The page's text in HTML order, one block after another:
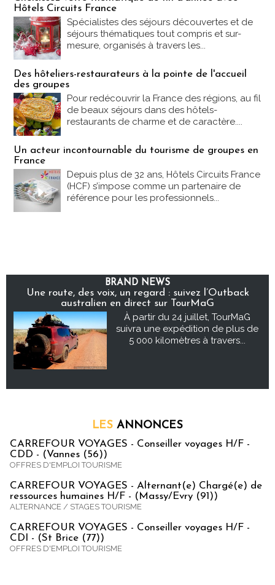
Hôtels Circuits France
Spécialistes des séjours découvertes et de
séjours thématiques tout compris et sur-
mesure, organisés à travers les...
Des hôteliers-restaurateurs à la pointe de l'accueil
des groupes
Pour redécouvrir la France des régions, au fil
de beaux séjours dans des hôtels-
restaurants de charme et de caractère....
Un acteur incontournable du tourisme de groupes en
France
Depuis plus de 32 ans, Hôtels Circuits France
(HCF) s’impose comme un partenaire de
référence pour les professionnels...
BRAND NEWS
Une route, des voix, un regard : suivez l’Outback
australien en direct sur TourMaG
À partir du 24 juillet, TourMaG
suivra une expédition de plus de
5 000 kilomètres à travers...
LES ANNONCES
CARREFOUR VOYAGES - Conseiller voyages H/F -
CDD - (Vannes (56))
OFFRES D'EMPLOI TOURISME
CARREFOUR VOYAGES - Alternant(e) Chargé(e) de
ressources humaines H/F - (Massy/Evry (91))
ALTERNANCE / STAGES TOURISME
CARREFOUR VOYAGES - Conseiller voyages H/F -
CDI - (St Brice (77))
OFFRES D'EMPLOI TOURISME